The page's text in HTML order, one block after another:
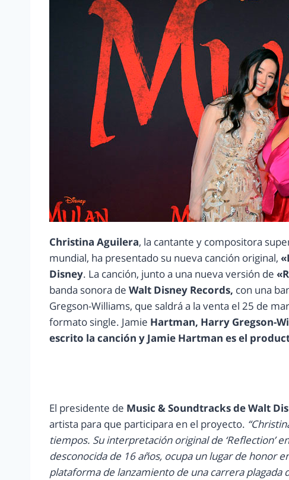
Christina Aguilera, la cantante y compositora
mundial, ha presentado su nueva canción original,
Disney. La canción, junto a una nueva versión de
banda sonora de Walt Disney Records, con una
Gregson-Williams, que saldrá a la venta el 25 de
formato single. Jamie Hartman, Harry Gregson-
escrito la canción y Jamie Hartman es el
El presidente de Music & Soundtracks de Walt
artista para que participara en el proyecto.
tiempos. Su interpretación original de ‘Reflection’
desconocida de 16 años, ocupa un lugar de honor
plataforma de lanzamiento de una carrera